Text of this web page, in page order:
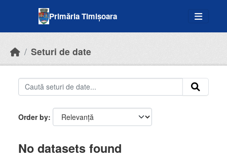
Primăria Timișoara
Seturi de date
Order by
No datasets found